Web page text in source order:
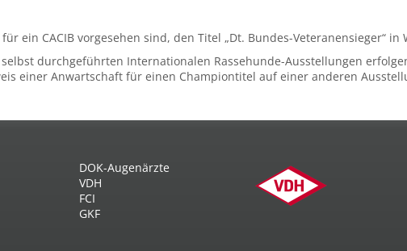
ein CACIB vorgesehen sind, den Titel „Dt. Bundes-Veteranensieger“ in
durchgeführten Internationalen Rassehunde-Ausstellungen
einer Anwartschaft für einen Championtitel auf einer anderen
DOK-Augenärzte
VDH
FCI
GKF